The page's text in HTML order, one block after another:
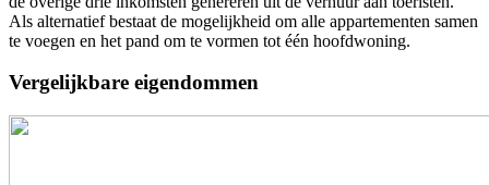
Als alternatief bestaat de mogelijkheid om alle appartementen samen
te voegen en het pand om te vormen tot één hoofdwoning.
Vergelijkbare eigendommen